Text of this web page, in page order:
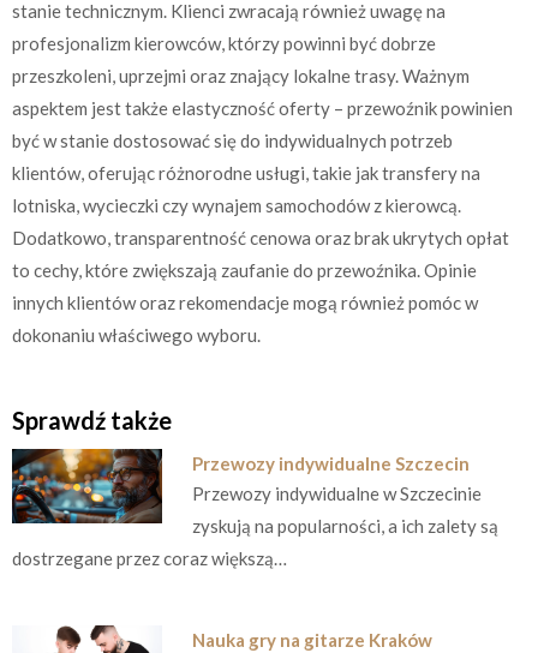
stanie technicznym. Klienci zwracają również uwagę na
profesjonalizm kierowców, którzy powinni być dobrze
przeszkoleni, uprzejmi oraz znający lokalne trasy. Ważnym
aspektem jest także elastyczność oferty – przewoźnik powinien
być w stanie dostosować się do indywidualnych potrzeb
klientów, oferując różnorodne usługi, takie jak transfery na
lotniska, wycieczki czy wynajem samochodów z kierowcą.
Dodatkowo, transparentność cenowa oraz brak ukrytych opłat
to cechy, które zwiększają zaufanie do przewoźnika. Opinie
innych klientów oraz rekomendacje mogą również pomóc w
dokonaniu właściwego wyboru.
Sprawdź także
Przewozy indywidualne Szczecin
Przewozy indywidualne w Szczecinie
zyskują na popularności, a ich zalety są
dostrzegane przez coraz większą…
Nauka gry na gitarze Kraków